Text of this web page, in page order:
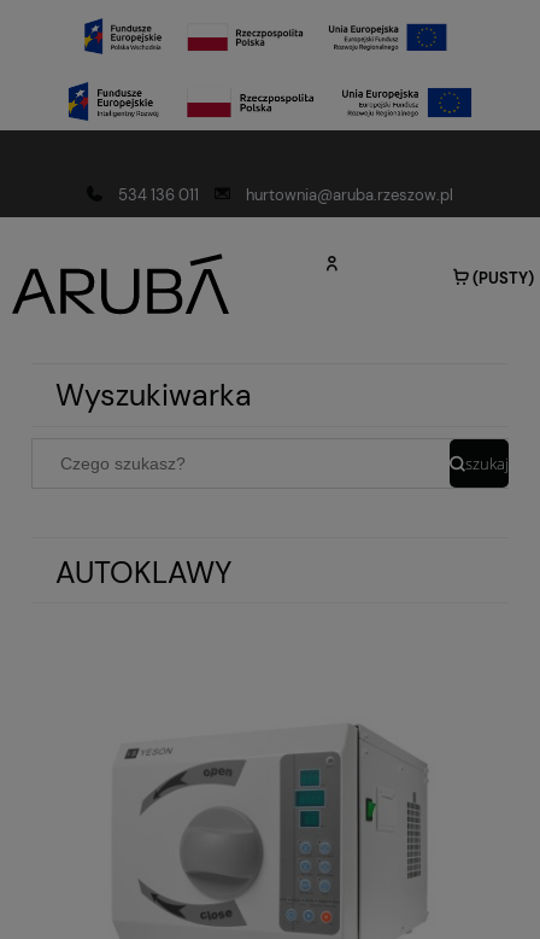
534 136 011
hurtownia@aruba.rzeszow.pl
(PUSTY)
Wyszukiwarka
szukaj
AUTOKLAWY